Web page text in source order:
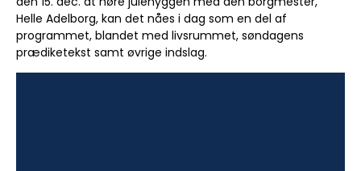
Helle Adelborg, kan det nåes i dag som en del af
programmet, blandet med livsrummet, søndagens
prædiketekst samt øvrige indslag.